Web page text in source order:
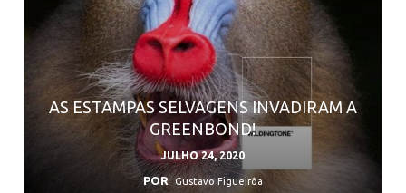
AS ESTAMPAS SELVAGENS INVADIRAM A
GREENBOND!
JULHO 24, 2020
POR Gustavo Figueirôa